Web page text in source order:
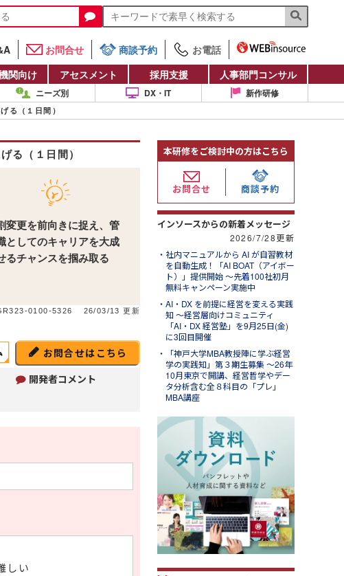
お問合せ 商談予約
お電話
関向け アセスメント 採用支援 人事部門コンサル
ニーズ別 DX・IT 新作研修
る（１日間）
る（１日間）
変更を前向きに捉え、管
としてのキャリアを大成
るチャンスを掴み取る
0100-5326 26/03/13 更新
お問合せはこちら
開発者コメント
しい
本研修をご検討中の方はこちら
お問合せ 商談予約
インソースからの新着メッセージ
2026/7/28更新
社内マニュアルから AI が自習教材
を自動生成！「AI BOAT（アイボー
ト）」提供開始 ～先着100社初月
無料キャンペーン実施中
AI・DX を前提に経営を変える実践
知 ～経営層向けコミュニティ
「AI・DX 経営塾」を9月25日(金)
に3回目開催
「神戸大学MBA教授陣に学ぶ経営
学の実践知」第３期生募集 ～26年
10月東京で開講、経営哲学やデー
タ分析含む全８科目の「プレ」
MBA講座
へ西